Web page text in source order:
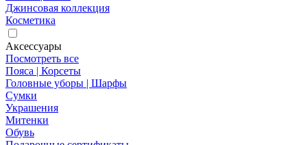
Джинсовая коллекция
Косметика
Аксессуары
Посмотреть все
Пояса | Корсеты
Головные уборы | Шарфы
Сумки
Украшения
Митенки
Обувь